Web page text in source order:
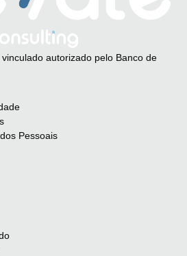
autorizado pelo Banco de
Pessoais